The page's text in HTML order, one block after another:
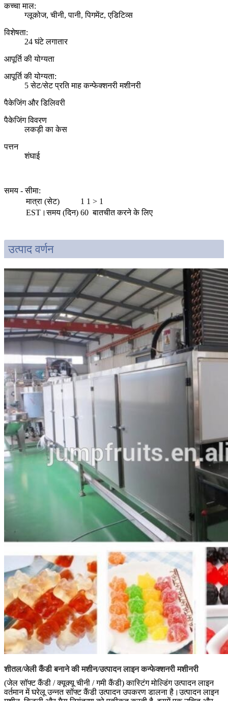
कच्चा माल:
ग्लूकोज, चीनी, पानी, पिगमेंट, एडिटिव्स
विशेषता:
24 घंटे लगातार
आपूर्ति की योग्यता
आपूर्ति की योग्यता:
5 सेट/सेट प्रति माह कन्फेक्शनरी मशीनरी
पैकेजिंग और डिलिवरी
पैकेजिंग विवरण
लकड़ी का केस
पत्तन
शंघाई
समय - सीमा:
मात्रा (सेट)
1 1 > 1
EST।समय (दिन) 60 बातचीत करने के लिए
उत्पाद वर्णन
शीतल/जेली कैंडी बनाने की मशीन/उत्पादन लाइन कन्फेक्शनरी मशीनरी
(जेल सॉफ्ट कैंडी / क्यूक्यू चीनी / गमी कैंडी) कास्टिंग मोल्डिंग उत्पादन लाइन
वर्तमान में घरेलू उन्नत सॉफ्ट कैंडी उत्पादन उपकरण डालना है।उत्पादन लाइन